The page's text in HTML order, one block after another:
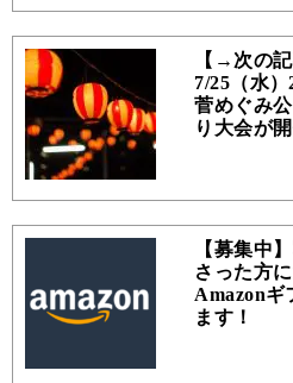
【→次の記
7/25（水
菅めぐみ
り大会が
【募集中
さった方
Amazonギ
ます！